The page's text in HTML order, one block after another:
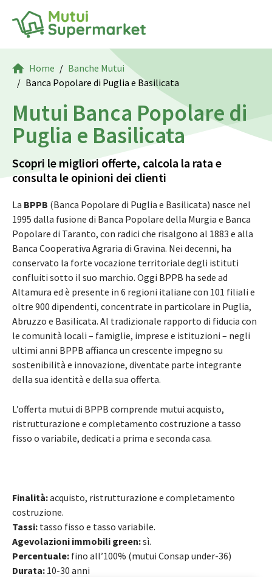
Home
Banche Mutui
Banca Popolare di Puglia e Basilicata
Mutui Banca Popolare di
Puglia e Basilicata
Scopri le migliori offerte, calcola la rata e
consulta le opinioni dei clienti
La BPPB (Banca Popolare di Puglia e Basilicata) nasce nel
1995 dalla fusione di Banca Popolare della Murgia e Banca
Popolare di Taranto, con radici che risalgono al 1883 e alla
Banca Cooperativa Agraria di Gravina. Nei decenni, ha
conservato la forte vocazione territoriale degli istituti
confluiti sotto il suo marchio. Oggi BPPB ha sede ad
Altamura ed è presente in 6 regioni italiane con 101 filiali e
oltre 900 dipendenti, concentrate in particolare in Puglia,
Abruzzo e Basilicata. Al tradizionale rapporto di fiducia con
le comunità locali – famiglie, imprese e istituzioni – negli
ultimi anni BPPB affianca un crescente impegno su
sostenibilità e innovazione, diventate parte integrante
della sua identità e della sua offerta.
L’offerta mutui di BPPB comprende mutui acquisto,
ristrutturazione e completamento costruzione a tasso
fisso o variabile, dedicati a prima e seconda casa.
Finalità:acquisto, ristrutturazione e completamento
costruzione.
Tassi: tasso fisso e tasso variabile.
Agevolazioni immobili green:sì.
Percentuale: fino all’100% (mutui Consap under-36)
Durata: 10-30 anni